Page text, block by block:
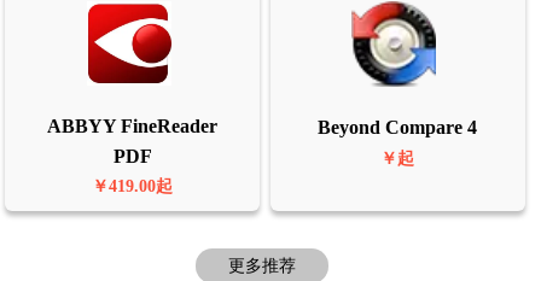
ABBYY FineReader
PDF
￥419.00起
Beyond Compare 4
￥起
更多推荐